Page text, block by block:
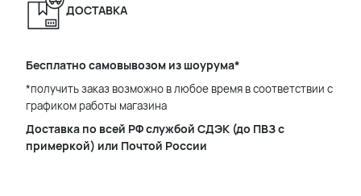
ДОСТАВКА
Бесплатно самовывозом из шоурума*
*получить заказ возможно в любое время в соответствии с
графиком работы магазина
Доставка по всей РФ службой СДЭК (до ПВЗ с
примеркой) или Почтой России